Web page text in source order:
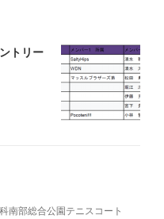
トリー
南部総合公園テニスコート